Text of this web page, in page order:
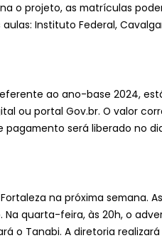
o projeto, as matrículas
Instituto Federal,
ao ano-base 2024,
ou portal Gov.br. O valor
pagamento será liberado no
na próxima semana.
quarta-feira, às 20h, o
o Tanabi. A diretoria